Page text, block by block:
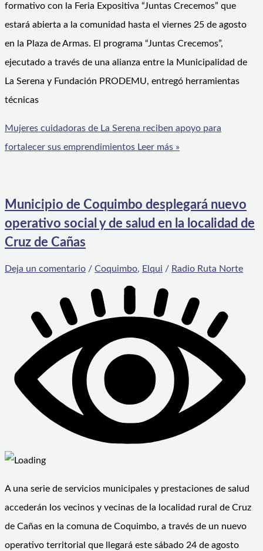
formativo con la Feria Expositiva “Juntas Crecemos” que
estará abierta a la comunidad hasta el viernes 25 de agosto
en la Plaza de Armas. El programa “Juntas Crecemos”,
ejecutado a través de una alianza entre la Municipalidad de
La Serena y Fundación PRODEMU, entregó herramientas
técnicas
Mujeres cuidadoras de La Serena reciben apoyo para
fortalecer sus emprendimientos Leer más »
Municipio de Coquimbo desplegará nuevo
operativo social y de salud en la localidad de
Cruz de Cañas
Deja un comentario / Coquimbo, Elqui / Radio Ruta Norte
A una serie de servicios municipales y prestaciones de salud
accederán los vecinos y vecinas de la localidad rural de Cruz
de Cañas en la comuna de Coquimbo, a través de un nuevo
operativo territorial que llegará este sábado 24 de agosto